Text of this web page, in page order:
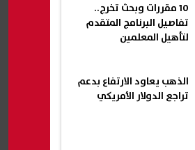
10 مقررات وبحث تخرج..
تفاصيل البرنامج المتقدم
لتأهيل المعلمين
الذهب يعاود الارتفاع بدعم
تراجع الدولار الأمريكي